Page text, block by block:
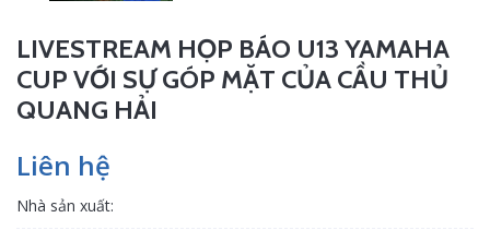
LIVESTREAM HỌP BÁO U13 YAMAHA
CUP VỚI SỰ GÓP MẶT CỦA CẦU THỦ
QUANG HẢI
Liên hệ
Nhà sản xuất: